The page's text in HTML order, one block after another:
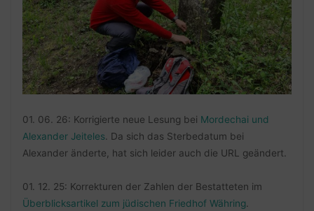
01. 06. 26: Korrigierte neue Lesung bei Mordechai und
Alexander Jeiteles . Da sich das Sterbedatum bei
Alexander änderte, hat sich leider auch die URL geändert.
01. 12. 25: Korrekturen der Zahlen der Bestatteten im
Überblicksartikel zum jüdischen Friedhof Währing